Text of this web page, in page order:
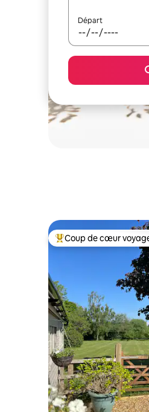
Départ
Coups de cœur
Coup de cœur